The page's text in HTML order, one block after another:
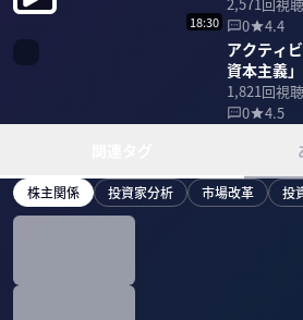
0
4.4
18:30
アクティ
資本主義」
1,821回視
0
4.5
株主関係 投資家分析 市場改革 投